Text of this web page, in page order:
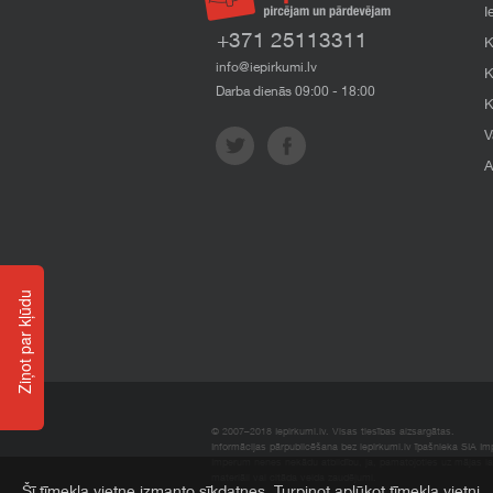
+371 25113311
info@iepirkumi.lv
Darba dienās 09:00 - 18:00
© 2007–2018 Iepirkumi.lv. Visas tiesības aizsargātas.
Informācijas pārpublicēšana bez iepirkumi.lv īpašnieka SIA
Ziņot par kļūdu